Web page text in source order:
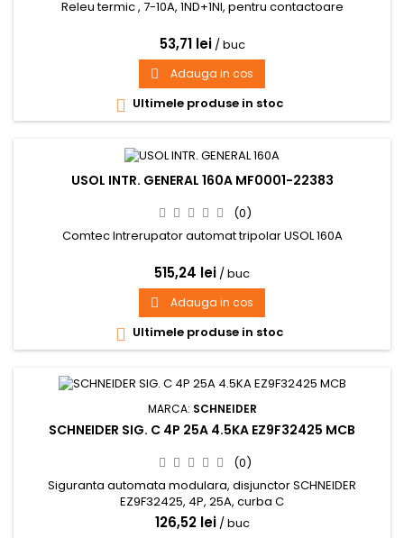
Releu termic , 7-10A, 1ND+1NI, pentru contactoare
53,71 lei / buc
 Adauga in cos
 Ultimele produse in stoc
USOL INTR. GENERAL 160A MF0001-22383
(0)
Comtec Intrerupator automat tripolar USOL 160A
515,24 lei / buc
 Adauga in cos
 Ultimele produse in stoc
MARCA: SCHNEIDER
SCHNEIDER SIG. C 4P 25A 4.5KA EZ9F32425 MCB
(0)
Siguranta automata modulara, disjunctor SCHNEIDER
EZ9F32425, 4P, 25A, curba C
126,52 lei / buc